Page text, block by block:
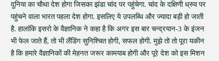
दुनिया का चौथा देश होगा जिसका झंडा चांद पर पहुंचेगा. चांद के दक्षिणी ध्रुव पर
पहुंचने वाला भारत पहला देश होगा. इसलिए ये उपलब्धि और ज्यादा बड़ी हो जाती
है. हालांकि इसरो के वैज्ञानिक ने कहा है कि अगर इस बार चन्द्रयान-3 के इंजन
भी फेल जाते हैं, तो भी लैंडिंग सुनिश्चित होगी, सफल होगी. मुझे तो तो पूरा यकीन
है कि हमारे वैज्ञानिकों की मेहनत जरूर कामयाब होगी और पूरे देश को इस मिशन